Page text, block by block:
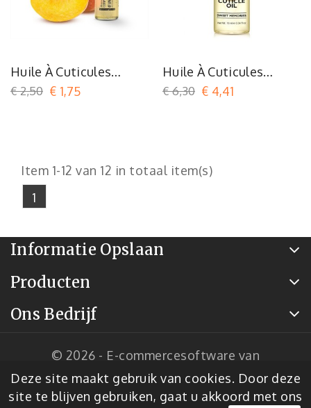
Huile À Cuticules
Pêche
€ 2,50 € 1,75
Huile À Cuticules
Sweet Memories
€ 6,30 € 4,41
Item 1-12 van 12 in totaal item(s)
1
Informatie Opslaan
Producten
Ons Bedrijf
Deze site maakt gebruik van cookies. Door deze
site te blijven gebruiken, gaat u akkoord met ons
© 2026 - E-commercesoftware van
PrestaShop™